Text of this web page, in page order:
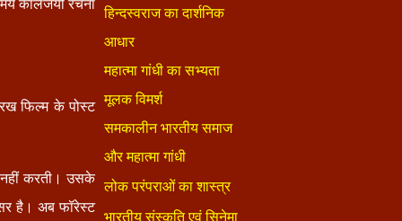
कालजयी रचना
फिल्म के पोस्ट
नहीं करती। उसके
है। अब फॉरेस्ट